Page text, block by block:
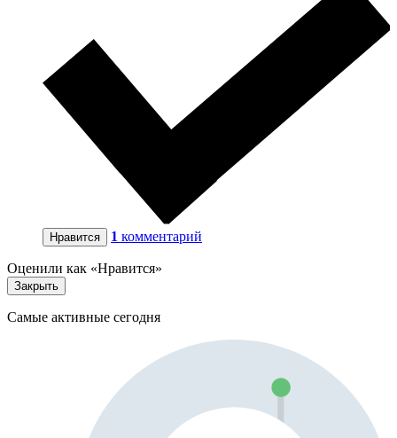
Нравится 1 комментарий
Оценили как «Нравится»
Закрыть
Самые активные сегодня